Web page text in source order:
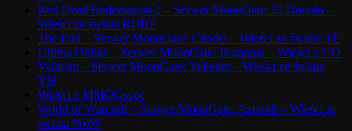
Red Dead Redemption 2 – Serwer MoonGate: El Dorado –
Wieści ze świata RDR2
The End – Serwer MoonGate: Citadel – Wieści ze świata TE
Ultima Online – Serwer MoonGate: Britannia – Wieści z UO
Valheim – Serwer MoonGate: Valheim – Wieści ze świata
VH
Wieści z MMOGspot
World of Warcraft – Serwer MoonGate: Azeroth – Wieści ze
świata WoW